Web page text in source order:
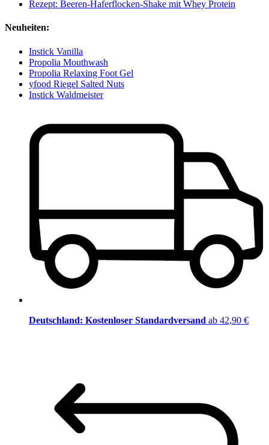
Rezept: Beeren-Haferflocken-Shake mit Whey Protein
Neuheiten:
Instick Vanilla
Propolia Mouthwash
Propolia Relaxing Foot Gel
yfood Riegel Salted Nuts
Instick Waldmeister
Deutschland: Kostenloser Standardversand ab 42,90 €